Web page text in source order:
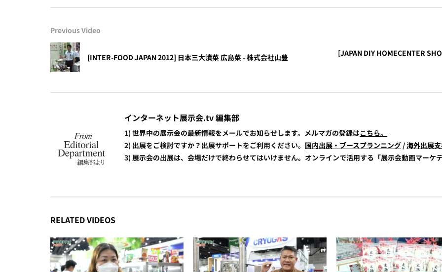
Previous Video
[INTER-FOOD JAPAN 2012] 日本三大漬菜 広島菜 - 株式会社山豊
[JAPAN DIY HOMECENTER
インターネット展示会.tv 編集部
1) 世界中の展示会の最新情報をメールでお知らせします。メルマガの登録はこちら。
2) 出展をご検討ですか？出展サポートをご利用ください。 国内出展・ブースプランニング /海外出展
3) 展示会の出展は、会場だけで終わらせてはいけません。オンラインで活用する「展示会動画マーケ
RELATED VIDEOS